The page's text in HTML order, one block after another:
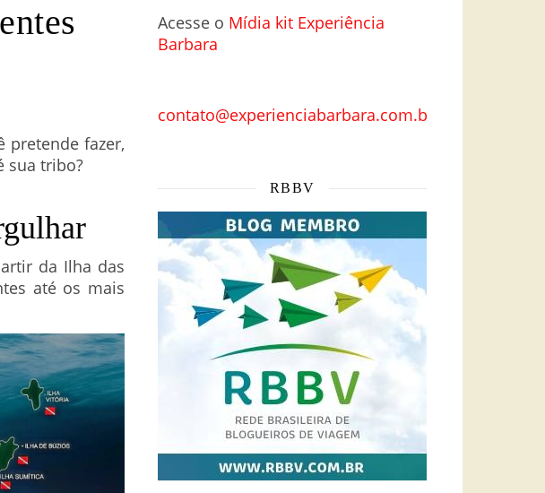
pretende fazer,
sua tribo?
da Ilha das
até os mais
Acesse o Mídia kit Experiência
Barbara
contato@experienciabarbara.com.br
RBBV